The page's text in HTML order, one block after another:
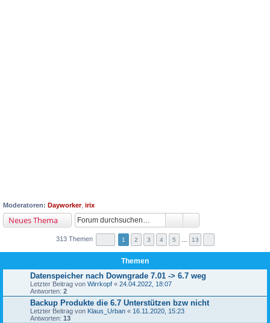
Moderatoren: Dayworker, irix
Neues Thema
313 Themen 1 2 3 4 5 13
Themen
Datenspeicher nach Downgrade 7.01 -> 6.7 weg
Letzter Beitrag von Wirrkopf « 24.04.2022, 18:07
Antworten: 2
Backup Produkte die 6.7 Unterstützen bzw nicht
Letzter Beitrag von Klaus_Urban « 16.11.2020, 15:23
Antworten: 13